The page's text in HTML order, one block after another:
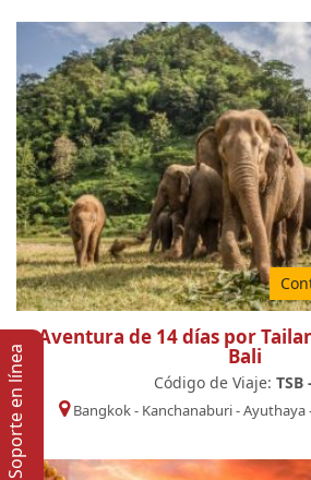
Aventura de 14 días por
Bali
Código de Viaje: TSB
Bangkok- Kanchanaburi-Ayuthaya
Soporte en lí­nea